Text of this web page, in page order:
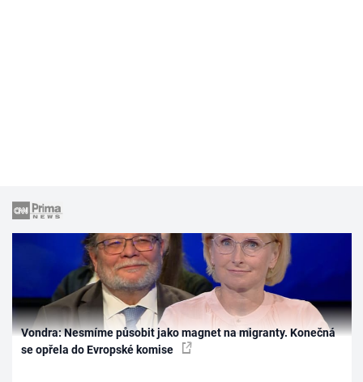
Vondra: Nesmíme působit jako magnet na migranty. Konečná
se opřela do Evropské komise